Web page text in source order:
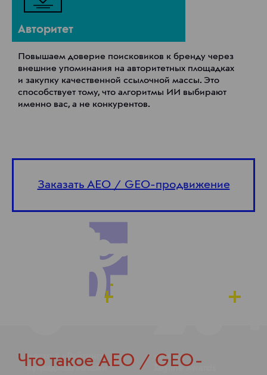
Авторитет
Повышаем доверие поисковиков к бренду через
внешние упоминания на авторитетных площадках
и закупку качественной ссылочной массы. Это
способствует тому, что алгоритмы ИИ выбирают
именно вас, а не конкурентов.
Заказать AEO / GEO-продвижение
место в «Рейтинге
Рунета» по России
и продвижение
наград
Tagline Awards
Серебро
«Таргетированная
реклама»
наград «Золотой
«Юзабилити / UX»
в номинации
«Красота
и здоровье»
лет
Что такое AEO / GEO-